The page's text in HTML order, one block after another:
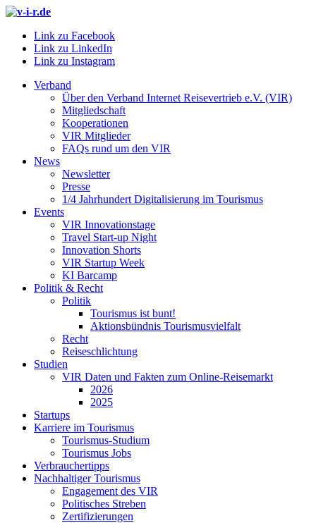
Link zu Facebook
Link zu LinkedIn
Link zu Instagram
Verband
Über den Verband Internet Reisevertrieb e.V. (VIR)
Mitgliedschaft
Kooperationen
VIR Mitglieder
FAQs rund um den VIR
News
Newsletter
Presse
1/4 Jahrhundert Digitalisierung im Tourismus
Events
VIR Innovationstage
Travel Start-up Night
Innovation Shorts
VIR Startup Week
KI Barcamp
Politik & Recht
Politik
Tourismus ist bunt!
Aktionsbündnis Tourismusvielfalt
Recht
Reiseschlichtung
Studien
VIR Daten und Fakten zum Online-Reisemarkt
2026
2025
Startups
Karriere im Tourismus
Tourismus-Studium
Tourismus Jobs
Verbrauchertipps
Nachhaltiger Tourismus
Engagement des VIR
Politisches Streben
Zertifizierungen